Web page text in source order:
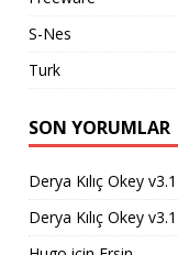
S-Nes
Turk
SON YORUMLAR
Derya Kılıç Okey v3.1
Derya Kılıç Okey v3.1